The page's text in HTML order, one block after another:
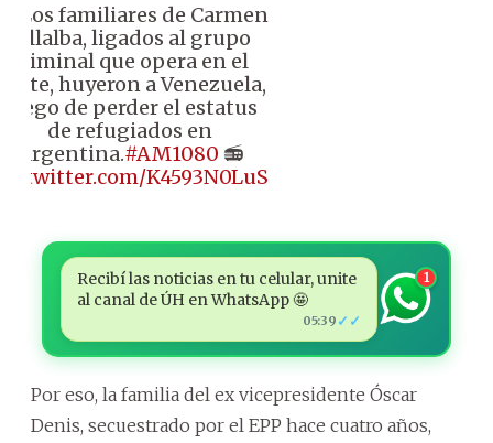
Los familiares de Carmen
Villalba, ligados al grupo
criminal que opera en el
huyeron a Venezuela,
luego de perder el estatus
de refugiados en
Argentina.#AM1080 📻
K4593N0LuS
Recibí las noticias en tu celular, unite
al canal de ÚH en WhatsApp 🤩
05:39 ✓✓
1
Por eso, la familia del ex vicepresidente Óscar
Denis, secuestrado por el EPP hace cuatro años,